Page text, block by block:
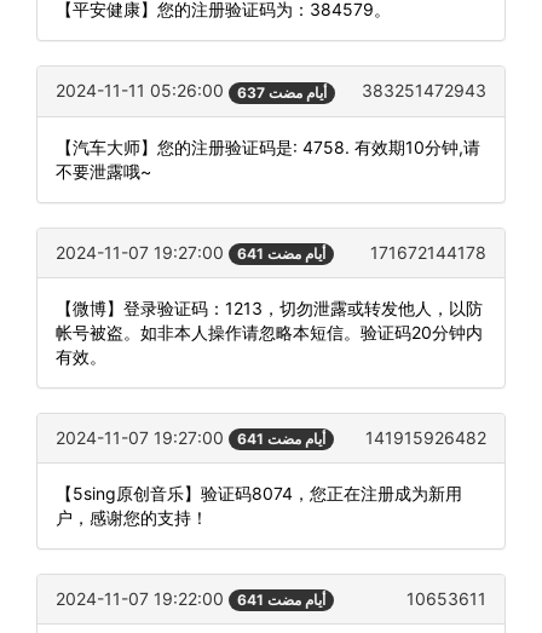
【平安健康】您的注册验证码为：384579。
2024-11-11 05:26:00 637 أيام مضت 383251472943
【汽车大师】您的注册验证码是: 4758. 有效期10分钟,请
不要泄露哦~
2024-11-07 19:27:00 641 أيام مضت 171672144178
【微博】登录验证码：1213，切勿泄露或转发他人，以防
帐号被盗。如非本人操作请忽略本短信。验证码20分钟内
有效。
2024-11-07 19:27:00 641 أيام مضت 141915926482
【5sing原创音乐】验证码8074，您正在注册成为新用
户，感谢您的支持！
2024-11-07 19:22:00 641 أيام مضت 10653611